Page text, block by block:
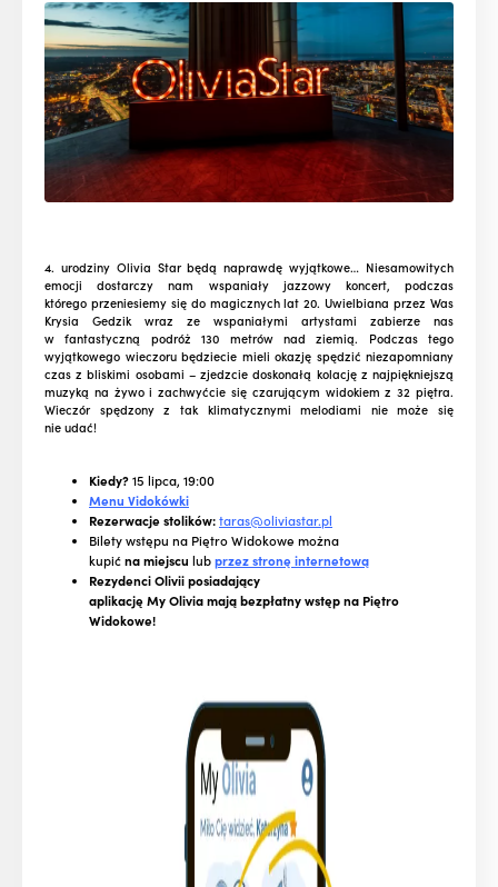
4. urodziny Olivia Star będą naprawdę wyjątkowe… Niesamowitych
emocji dostarczy nam wspaniały jazzowy koncert, podczas
którego przeniesiemy się do magicznych lat 20. Uwielbiana przez Was
Krysia Gedzik wraz ze wspaniałymi artystami zabierze nas
w fantastyczną podróż 130 metrów nad ziemią. Podczas tego
wyjątkowego wieczoru będziecie mieli okazję spędzić niezapomniany
czas z bliskimi osobami – zjedzcie doskonałą kolację z najpiękniejszą
muzyką na żywo i zachwyćcie się czarującym widokiem z 32 piętra.
Wieczór spędzony z tak klimatycznymi melodiami nie może się
nie udać!
Kiedy?15 lipca, 19:00
Menu Vidokówki
Rezerwacje stolików:taras@oliviastar.pl
Bilety wstępu na Piętro Widokowe można
kupićna miejscu lubprzez stronę internetową
Rezydenci Olivii posiadający
aplikację My Olivia mają bezpłatny wstęp na Piętro
Widokowe!